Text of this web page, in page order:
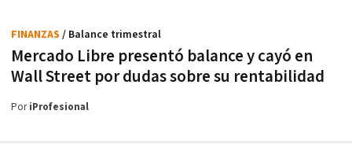
Mercado Libre presentó balance y cayó en
Wall Street por dudas sobre su rentabilidad
FINANZAS / Balance trimestral
PoriProfesional